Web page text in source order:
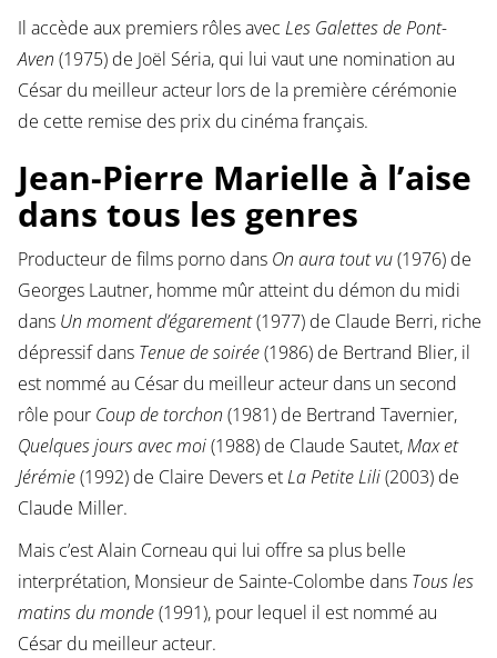
Il accède aux premiers rôles avec Les Galettes de Pont-
Aven (1975) de Joël Séria, qui lui vaut une nomination au
César du meilleur acteur lors de la première cérémonie
de cette remise des prix du cinéma français.
Jean-Pierre Marielle à l’aise
dans tous les genres
Producteur de films porno dans On aura tout vu(1976) de
Georges Lautner, homme mûr atteint du démon du midi
dans Un moment d’égarement(1977) de Claude Berri, riche
dépressif dans Tenue de soirée(1986) de Bertrand Blier, il
est nommé au César du meilleur acteur dans un second
rôle pour Coup de torchon (1981) de Bertrand Tavernier,
Quelques jours avec moi(1988) de Claude Sautet,Max et
Jérémie(1992) de Claire Devers etLa Petite Lili(2003) de
Claude Miller.
Mais c’est Alain Corneau qui lui offre sa plus belle
interprétation, Monsieur de Sainte-Colombe dans Tous les
matins du monde(1991), pour lequel il est nommé au
César du meilleur acteur.